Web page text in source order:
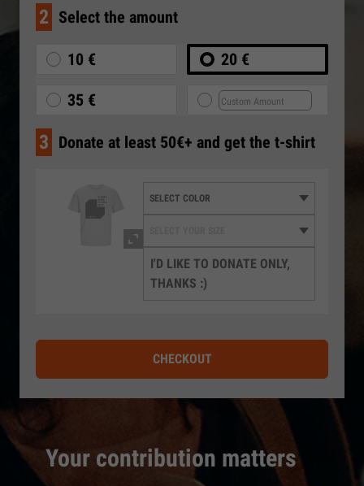
Your contribution matters
2 Select the amount
10 € 20 €
35 €
3 Donate at least 50€+ and get the t-shirt
I'D LIKE TO DONATE ONLY,
THANKS :)
CHECKOUT